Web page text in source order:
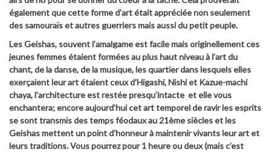
également que cette forme d’art était appréciée non seulement
des samouraïs et autres guerriers mais aussi du petit peuple.
Les Geishas, souvent l’amalgame est facile mais originellement ces
jeunes femmes étaient formées au plus haut niveau à l’art du
chant, de la danse, de la musique, les quartier dans lesquels elles
exerçaient leur art étaient ceux d’Higashi, Nishi et Kazue-machi
chaya, l’architecture est restée presqu’intacte et elle vous
enchantera; encore aujourd’hui cet art temporel de ravir les esprits
se sont transmis des temps féodaux au 21ème siècles et les
Geishas mettent un point d’honneur à maintenir vivants leur art et
leurs traditions. Vous pourrez pour 1 heure ou deux (mais c’est